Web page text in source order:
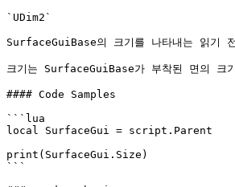
`UDim2`
SurfaceGuiBase의 크기를 나타내는 읽기
크기는 SurfaceGuiBase가 부착된 면의 크
#### Code Samples
```lua
local SurfaceGui = script.Parent
print(SurfaceGui.Size)
```